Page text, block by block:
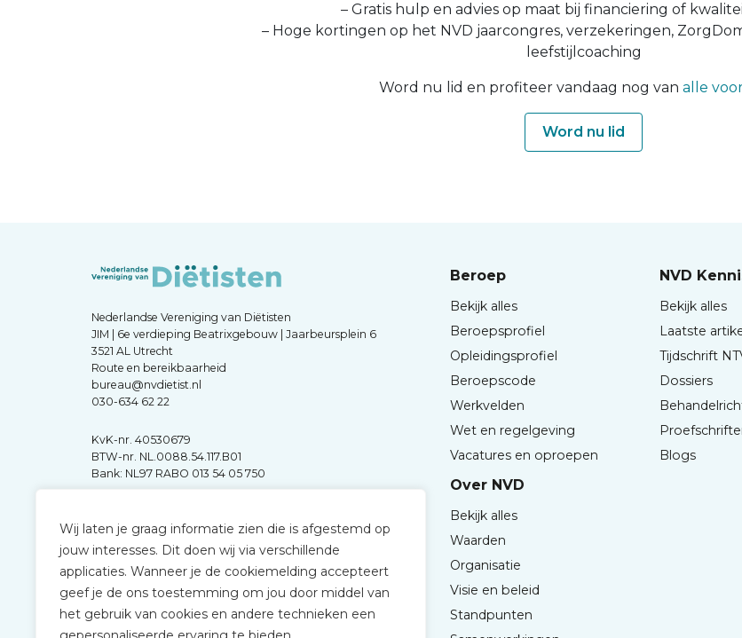
Wij laten je graag informatie zien die is afgestemd op
jouw interesses. Dit doen wij via verschillende
applicaties. Wanneer je de cookiemelding accepteert
geef je de ons toestemming om jou door middel van
het gebruik van cookies en andere technieken een
– Gratis hulp en advies op maat bij financiering of
– Hoge kortingen op het NVD jaarcongres, verzekeringen,
leefstijlcoaching
Word nu lid en profiteer vandaag nog van alle
Word nu lid
Nederlandse Vereniging van Diëtisten
JIM | 6e verdieping Beatrixgebouw | Jaarbeursplein 6
3521 AL Utrecht
Route en bereikbaarheid
bureau@nvdietist.nl
030-634 62 22
KvK-nr. 40530679
BTW-nr. NL.0088.54.117.B01
Bank: NL97 RABO 013 54 05 750
Beroep
Bekijk alles
Beroepsprofiel
Opleidingsprofiel
Beroepscode
Werkvelden
Wet en regelgeving
Vacatures en oproepen
NVD
Bekijk alles
Laatste
Tijdschrift
Dossiers
Blogs
Over NVD
Bekijk alles
Waarden
Organisatie
Visie en beleid
Standpunten